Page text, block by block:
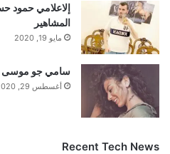
إلاعلامي حمود
المشاهير
مايو 19, 2020
سامي جو موسى
أغسطس 29, 2020
Recent Tech News